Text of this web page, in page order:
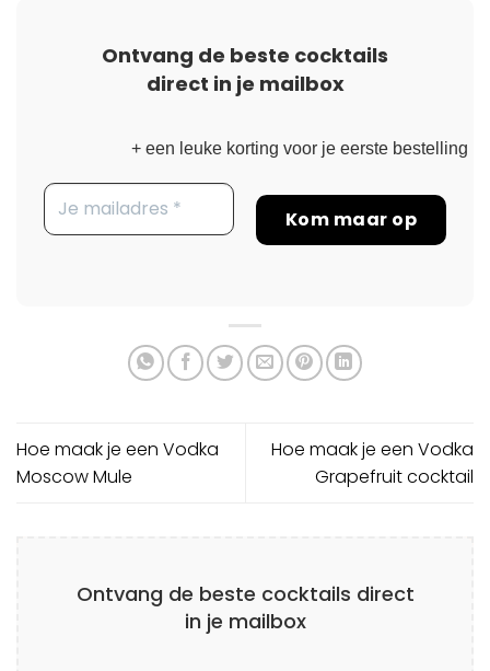
Ontvang de beste cocktails
direct in je mailbox
+ een leuke korting voor je eerste bestelling
Hoe maak je een Vodka
Moscow Mule
Hoe maak je een Vodka
Grapefruit cocktail
Ontvang de beste cocktails direct
in je mailbox